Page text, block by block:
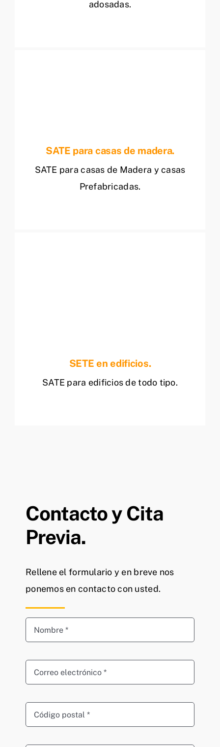
adosadas.
SATE para casas de madera.
SATE para casas de Madera y casas
Prefabricadas.
SETE en edificios.
SATE para edificios de todo tipo.
Contacto y Cita
Previa.
Rellene el formulario y en breve nos
ponemos en contacto con usted.